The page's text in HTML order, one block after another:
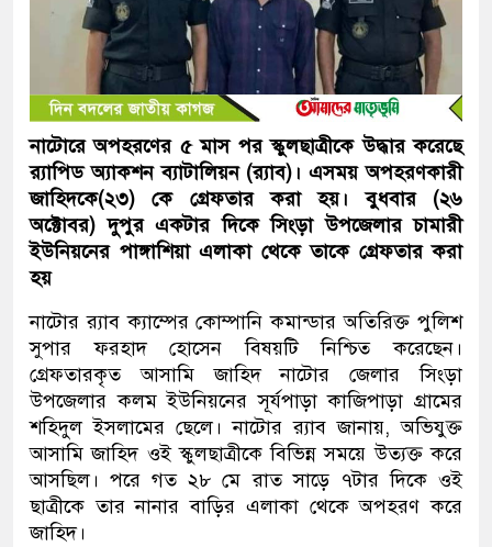
নাটোরে অপহরণের ৫ মাস পর স্কুলছাত্রীকে উদ্ধার করেছে
র‌্যাপিড অ্যাকশন ব্যাটালিয়ন (র্যাব)। এসময় অপহরণকারী
জাহিদকে(২৩) কে গ্রেফতার করা হয়। বুধবার (২৬
অক্টোবর) দুপুর একটার দিকে সিংড়া উপজেলার চামারী
ইউনিয়নের পাঙ্গাশিয়া এলাকা থেকে তাকে গ্রেফতার করা
হয়
নাটোর র‌্যাব ক্যাম্পের কোম্পানি কমান্ডার অতিরিক্ত পুলিশ
সুপার ফরহাদ হোসেন বিষয়টি নিশ্চিত করেছেন।
গ্রেফতারকৃত আসামি জাহিদ নাটোর জেলার সিংড়া
উপজেলার কলম ইউনিয়নের সূর্যপাড়া কাজিপাড়া গ্রামের
শহিদুল ইসলামের ছেলে। নাটোর র‌্যাব জানায়, অভিযুক্ত
আসামি জাহিদ ওই স্কুলছাত্রীকে বিভিন্ন সময়ে উত্যক্ত করে
আসছিল। পরে গত ২৮ মে রাত সাড়ে ৭টার দিকে ওই
ছাত্রীকে তার নানার বাড়ির এলাকা থেকে অপহরণ করে
জাহিদ।